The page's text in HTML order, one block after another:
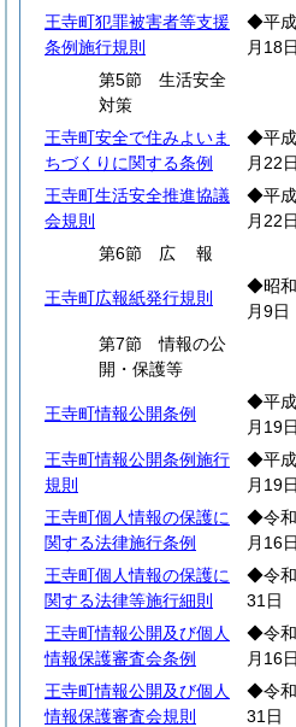
王寺町犯罪被害者等支援
条例施行規則
◆平
月18日
第5節 生活安全
対策
王寺町安全で住みよいま
ちづくりに関する条例
◆平
月22日
王寺町生活安全推進協議
会規則
◆平
月22日
第6節 広報
王寺町広報紙発行規則
◆昭
月9日
第7節 情報の公
開・保護等
王寺町情報公開条例
◆平
月19日
王寺町情報公開条例施行
規則
◆平
月19日
王寺町個人情報の保護に
関する法律施行条例
◆令
月16日
王寺町個人情報の保護に
関する法律等施行細則
◆令和
31日
王寺町情報公開及び個人
情報保護審査会条例
◆令
月16日
王寺町情報公開及び個人
情報保護審査会規則
◆令和
31日